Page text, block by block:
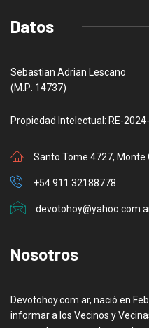
Datos
Sebastian Adrian Lescano
(M.P: 14737)
Propiedad Intelectual: RE-
Santo Tome 4727, Monte
+54 911 32188778
Nosotros
Devotohoy.com.ar, nació en
informar a los Vecinos y